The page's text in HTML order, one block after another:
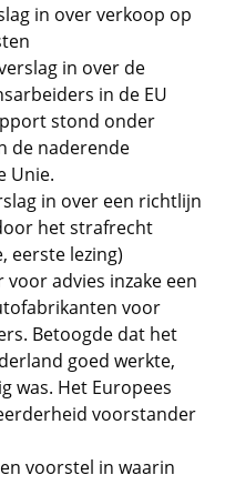
in over verkoop op
in over de
in de EU
stond onder
de naderende
Unie.
in over een richtlijn
het strafrecht
eerste lezing)
advies inzake een
voor
Betoogde dat het
goed werkte,
was. Het Europees
voorstander
voorstel in waarin